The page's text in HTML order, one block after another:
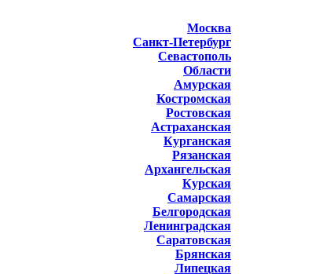
Москва
Санкт-Петербург
Севастополь
Области
Амурская
Костромская
Ростовская
Астраханская
Курганская
Рязанская
Архангельская
Курская
Самарская
Белгородская
Ленинградская
Саратовская
Брянская
Липецкая